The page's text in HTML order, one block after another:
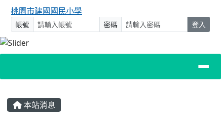
桃園市建國國民小學
帳號 密碼 登入
主內容區域
本站消息